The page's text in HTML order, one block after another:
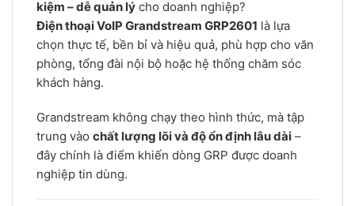
kiệm – dễ quản lý cho doanh nghiệp?
Điện thoại VoIP Grandstream GRP2601 là lựa
chọn thực tế, bền bỉ và hiệu quả, phù hợp cho văn
phòng, tổng đài nội bộ hoặc hệ thống chăm sóc
khách hàng.
Grandstream không chạy theo hình thức, mà tập
trung vào chất lượng lõi và độ ổn định lâu dài –
đây chính là điểm khiến dòng GRP được doanh
nghiệp tin dùng.